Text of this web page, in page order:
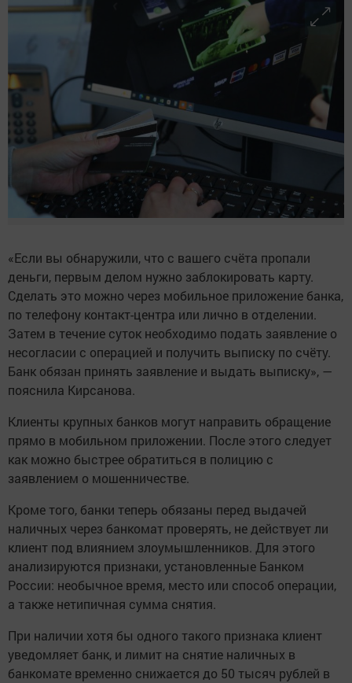
«Если вы обнаружили, что с вашего счёта пропали
деньги, первым делом нужно заблокировать карту.
Сделать это можно через мобильное приложение банка,
по телефону контакт-центра или лично в отделении.
Затем в течение суток необходимо подать заявление о
несогласии с операцией и получить выписку по счёту.
Банк обязан принять заявление и выдать выписку», —
пояснила Кирсанова.
Клиенты крупных банков могут направить обращение
прямо в мобильном приложении. После этого следует
как можно быстрее обратиться в полицию с
заявлением о мошенничестве.
Кроме того, банки теперь обязаны перед выдачей
наличных через банкомат проверять, не действует ли
клиент под влиянием злоумышленников. Для этого
анализируются признаки, установленные Банком
России: необычное время, место или способ операции,
а также нетипичная сумма снятия.
При наличии хотя бы одного такого признака клиент
уведомляет банк, и лимит на снятие наличных в
банкомате временно снижается до 50 тысяч рублей в